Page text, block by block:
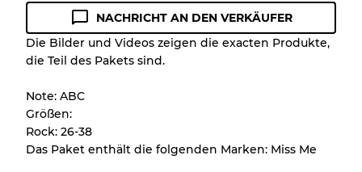
Zustandsrichtlinie
Alle Produkte enthalten eine Qualitätsstufe,
jedes Artikels vor dem Kauf nachvollziehen
können.
Es gibt eine Fehlermarge von bis zu
NACHRICHT AN DEN VERKÄUFER
Die Bilder und Videos zeigen die exacten Produkte,
die Teil des Pakets sind.
Note: ABC
Größen:
Rock: 26-38
Das Paket enthält die folgenden Marken: Miss Me